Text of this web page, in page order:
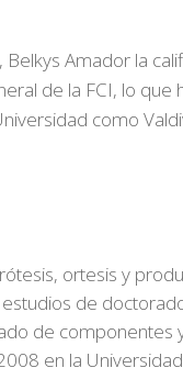
Amador la
de la FCI, lo
como
ortesis y
de
de
en la